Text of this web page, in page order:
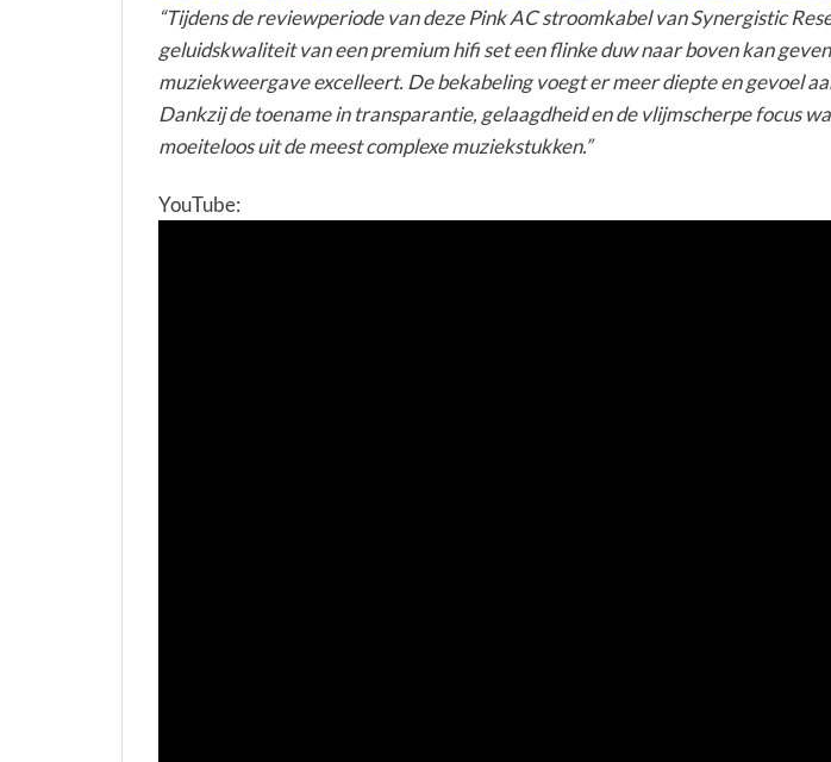
“Tijdens de reviewperiode van deze Pink AC stroomkabel van Synergistic
geluidskwaliteit van een premium hifi set een flinke duw naar boven kan
muziekweergave excelleert. De bekabeling voegt er meer diepte en gevoel
Dankzij de toename in transparantie, gelaagdheid en de vlijmscherpe focus
moeiteloos uit de meest complexe muziekstukken.”
YouTube: